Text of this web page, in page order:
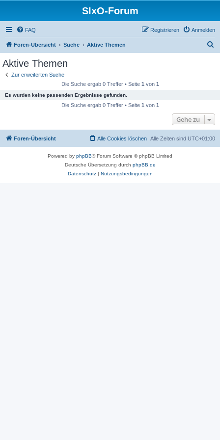
SIxO-Forum
FAQ Anmelden
Registrieren
Foren-Übersicht Suche Aktive Themen
Aktive Themen
Zur erweiterten Suche
Die Suche ergab 0 Treffer • Seite 1 von 1
Es wurden keine passenden Ergebnisse gefunden.
Die Suche ergab 0 Treffer • Seite 1 von 1
Gehe zu
Foren-Übersicht Alle Zeiten sind UTC+01:00
Alle Cookies löschen
Powered by phpBB® Forum Software © phpBB Limited
Deutsche Übersetzung durch phpBB.de
Datenschutz| Nutzungsbedingungen